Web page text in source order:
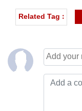
Related Tag :